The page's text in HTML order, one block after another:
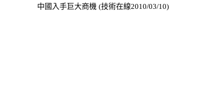
中國入手巨大商機 (技術在線2010/03/10)